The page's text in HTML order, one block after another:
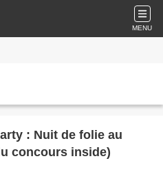
MENU
: Nuit de folie au
concours inside)